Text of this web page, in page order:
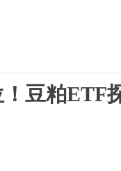
豆粕ETF